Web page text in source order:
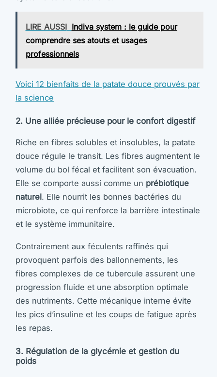
LIRE AUSSI Indiva system : le guide pour
comprendre ses atouts et usages
professionnels
Voici 12 bienfaits de la patate douce prouvés par
la science
2. Une alliée précieuse pour le confort digestif
Riche en fibres solubles et insolubles, la patate
douce régule le transit. Les fibres augmentent le
volume du bol fécal et facilitent son évacuation.
Elle se comporte aussi comme un prébiotique
naturel. Elle nourrit les bonnes bactéries du
microbiote, ce qui renforce la barrière intestinale
et le système immunitaire.
Contrairement aux féculents raffinés qui
provoquent parfois des ballonnements, les
fibres complexes de ce tubercule assurent une
progression fluide et une absorption optimale
des nutriments. Cette mécanique interne évite
les pics d’insuline et les coups de fatigue après
les repas.
3. Régulation de la glycémie et gestion du
poids